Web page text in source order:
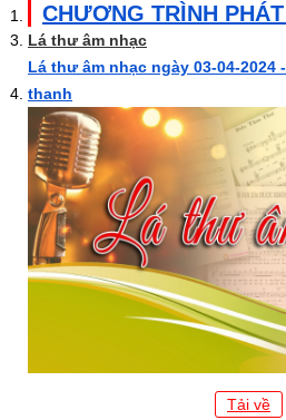
CHƯƠNG TRÌNH
Lá thư âm nhạc
Lá thư âm nhạc ngày 03-04-
thanh
Tải về